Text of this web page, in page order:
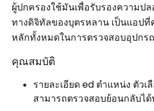
ผู้ปกครองใช้มันเพื่อรับรองความป
ทางดิจิทัลของบุตรหลาน เป็นแอ
หลักทั้งหมดในการตรวจสอบอุปกร
คุณสมบัติ
รายละเอียด ed ตำแหน่ง ตัว
สามารถตรวจสอบย้อนกลับไ